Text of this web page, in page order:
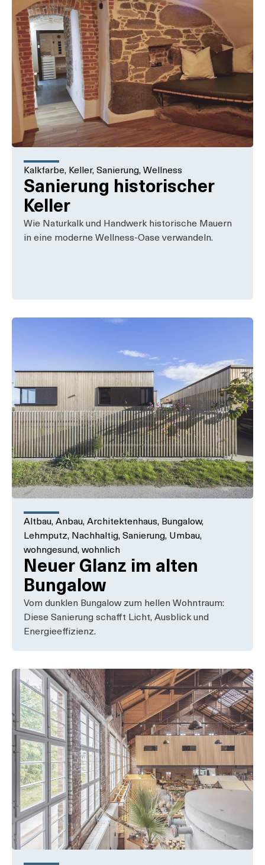
Kalkfarbe, Keller, Sanierung, Wellness
Sanierung historischer
Keller
Wie Naturkalk und Handwerk historische Mauern
in eine moderne Wellness-Oase verwandeln.
Altbau, Anbau, Architektenhaus, Bungalow,
Lehmputz, Nachhaltig, Sanierung, Umbau,
wohngesund, wohnlich
Neuer Glanz im alten
Bungalow
Vom dunklen Bungalow zum hellen Wohntraum:
Diese Sanierung schafft Licht, Ausblick und
Energieeffizienz.